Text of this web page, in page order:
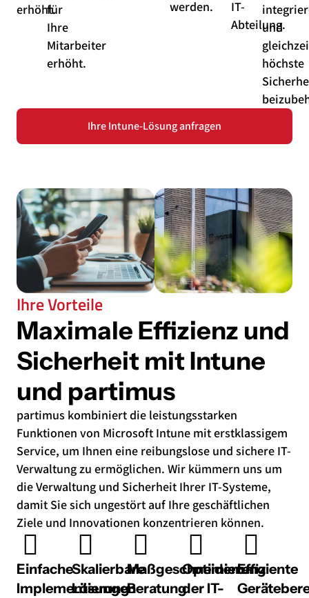
erhöht.für
Ihre
Mitarbeiter
erhöht.
werden.
IT-
Abteilung.
und
höchste
Ihre Intune-Lösung anfragen
Ihre Vorteile
Maximale Effizienz und
Sicherheit mit Intune
und partimus
partimus kombiniert die leistungsstarken
Funktionen von Microsoft Intune mit erstklassigem
Service, um Ihnen eine reibungslose und sichere IT-
Verwaltung zu ermöglichen. Wir kümmern uns um
die Verwaltung und Sicherheit Ihrer IT-Systeme,
damit Sie sich ungestört auf Ihre geschäftlichen
Ziele und Innovationen konzentrieren können.
Einfache
Implementierung
Skalierbare
Lösungen
Maßgeschneiderte
Beratung
Optimierung
der IT-
Effiziente